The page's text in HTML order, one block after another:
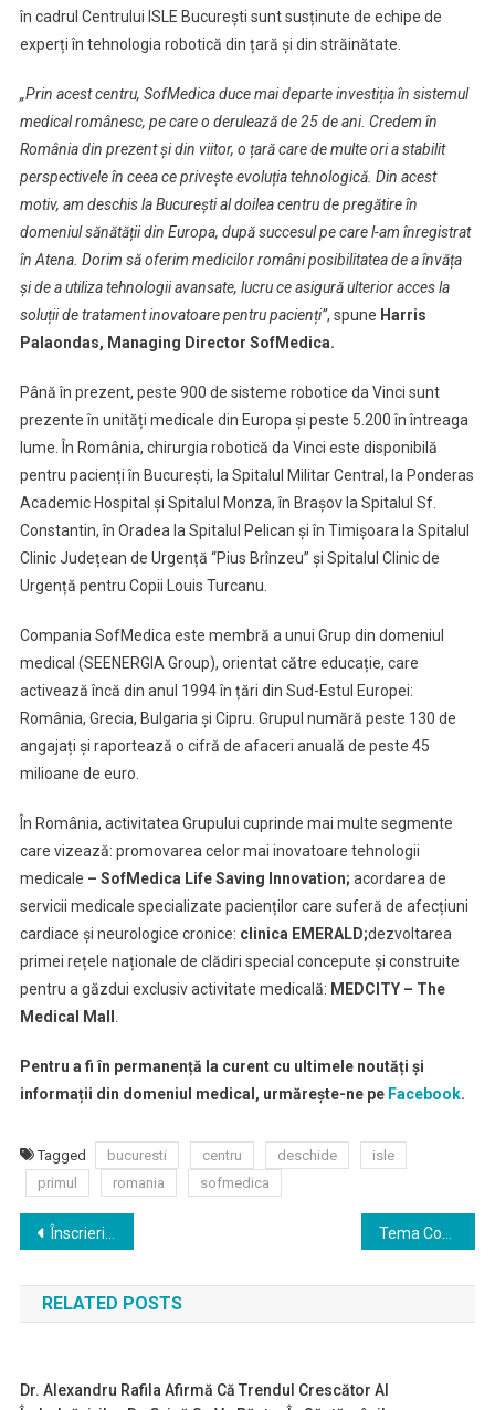
în cadrul Centrului ISLE București sunt susținute de echipe de
experți în tehnologia robotică din țară și din străinătate.
„Prin acest centru, SofMedica duce mai departe investiția în sistemul
medical românesc, pe care o derulează de 25 de ani. Credem în
România din prezent și din viitor, o țară care de multe ori a stabilit
perspectivele în ceea ce privește evoluția tehnologică. Din acest
motiv, am deschis la București al doilea centru de pregătire în
domeniul sănătății din Europa, după succesul pe care l-am înregistrat
în Atena. Dorim să oferim medicilor români posibilitatea de a învăța
și de a utiliza tehnologii avansate, lucru ce asigură ulterior acces la
soluții de tratament inovatoare pentru pacienți”, spune Harris
Palaondas, Managing Director SofMedica.
Până în prezent, peste 900 de sisteme robotice da Vinci sunt
prezente în unități medicale din Europa și peste 5.200 în întreaga
lume. În România, chirurgia robotică da Vinci este disponibilă
pentru pacienți în București, la Spitalul Militar Central, la Ponderas
Academic Hospital și Spitalul Monza, în Brașov la Spitalul Sf.
Constantin, în Oradea la Spitalul Pelican și în Timișoara la Spitalul
Clinic Județean de Urgență “Pius Brînzeu” și Spitalul Clinic de
Urgență pentru Copii Louis Turcanu.
Compania SofMedica este membră a unui Grup din domeniul
medical (SEENERGIA Group), orientat către educație, care
activează încă din anul 1994 în țări din Sud-Estul Europei:
România, Grecia, Bulgaria și Cipru. Grupul numără peste 130 de
angajați și raportează o cifră de afaceri anuală de peste 45
milioane de euro.
În România, activitatea Grupului cuprinde mai multe segmente
care vizează: promovarea celor mai inovatoare tehnologii
medicale – SofMedica Life Saving Innovation; acordarea de
servicii medicale specializate pacienților care suferă de afecțiuni
cardiace și neurologice cronice: clinica EMERALD;dezvoltarea
primei rețele naționale de clădiri special concepute și construite
pentru a găzdui exclusiv activitate medicală: MEDCITY – The
Medical Mall
Pentru a fi în permanență la curent cu ultimele noutăți și
informații din domeniul medical, urmărește-ne pe Facebook.
Tagged bucuresti centru deschide
isle
primul
romania sofmedica
Navigare
în
articole
Înscrieri deschise pentru cursul ”Malnutriția – ucigașul tăcut din spitale”, organizat la Iași, în 24-25 octombrie 2019
RELATED POSTS
Dr. Alexandru Rafila Afirmă Că Trendul Crescător Al